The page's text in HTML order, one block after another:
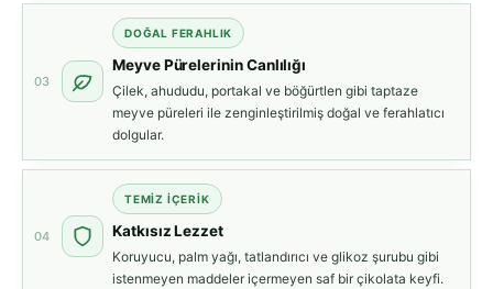
03
DOĞAL FERAHLIK
Meyve Pürelerinin Canlılığı
Çilek, ahududu, portakal ve böğürtlen gibi taptaze
meyve püreleri ile zenginleştirilmiş doğal ve ferahlatıcı
dolgular.
04
TEMIZ İÇERIK
Katkısız Lezzet
Koruyucu, palm yağı, tatlandırıcı ve glikoz şurubu gibi
istenmeyen maddeler içermeyen saf bir çikolata keyfi.